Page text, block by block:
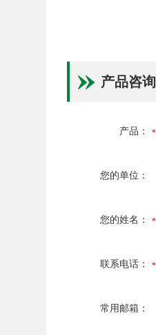
产品咨询
产品：
您的单位：
您的姓名：
联系电话：
常用邮箱：